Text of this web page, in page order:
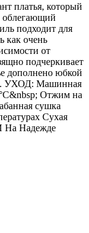
платья, который
облегающий
подходит для
как очень
от
подчеркивает
дополнено юбкой
УХОД: Машинная
Отжим на
сушка
Сухая
Надежде